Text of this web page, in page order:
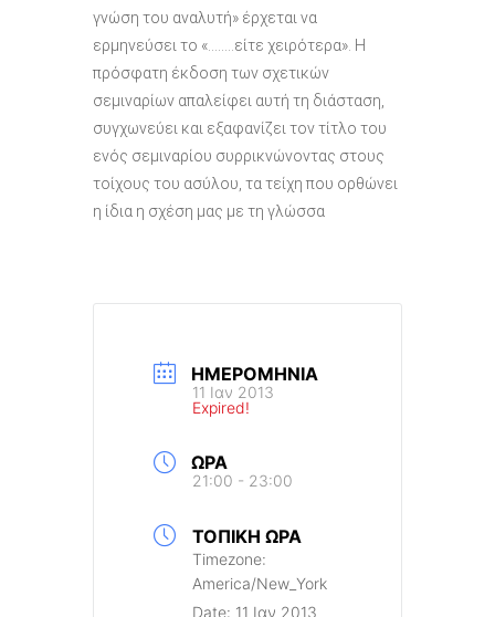
γνώση του αναλυτή» έρχεται να
ερμηνεύσει το «……..είτε χειρότερα». Η
πρόσφατη έκδοση των σχετικών
σεμιναρίων απαλείφει αυτή τη διάσταση,
συγχωνεύει και εξαφανίζει τον τίτλο του
ενός σεμιναρίου συρρικνώνοντας στους
τοίχους του ασύλου, τα τείχη που ορθώνει
η ίδια η σχέση μας με τη γλώσσα
ΗΜΕΡΟΜΗΝΊΑ
11 Ιαν 2013
Expired!
ΏΡΑ
21:00 - 23:00
ΤΟΠΙΚΉ ΏΡΑ
Timezone:
America/New_York
Date: 11 Ιαν 2013